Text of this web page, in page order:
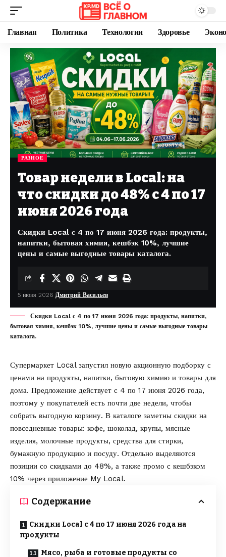
Главная Политика Технологии Здоровье
РАЗНОЕ
Товар недели в Local: на
что скидки до 48% с 4 по 17
июня 2026 года
Скидки Local с 4 по 17 июня 2026 года: продукты,
напитки, бытовая химия, кешбэк 10%, лучшие
цены и самые выгодные товары каталога.
5 июня 2026 Дмитрий Васильев
Скидки Local с 4 по 17 июня 2026 года: продукты, напитки,
бытовая химия, кешбэк 10%, лучшие цены и самые выгодные товары
каталога.
Супермаркет Local запустил новую акционную подборку с
ценами на продукты, напитки, бытовую химию и товары для
дома. Предложение действует с 4 по 17 июня 2026 года,
поэтому у покупателей есть почти две недели, чтобы
собрать выгодную корзину. В каталоге заметны скидки на
повседневные товары: кофе, шоколад, крупы, мясные
изделия, молочные продукты, средства для стирки,
бумажную продукцию и посуду. Отдельно выделяются
позиции со скидками до 48%, а также промо с кешбэком
10% через приложение My Local.
Содержание
Скидки Local с 4 по 17 июня 2026 года на
продукты
Мясо, рыба и готовые продукты со